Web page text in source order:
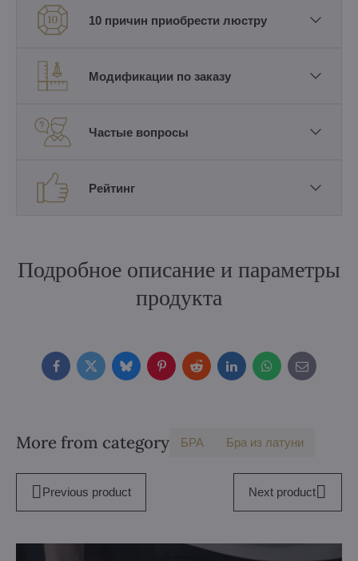
10 причин приобрести люстру
Модификации по заказу
Частые вопросы
Рейтинг
Подробное описание и параметры
продукта
FacebookTwitterBlueskyPinterestRedditLinkedInWhatsApp
E-
mail
More from category БPA Бра из латуни
Previous product Next product